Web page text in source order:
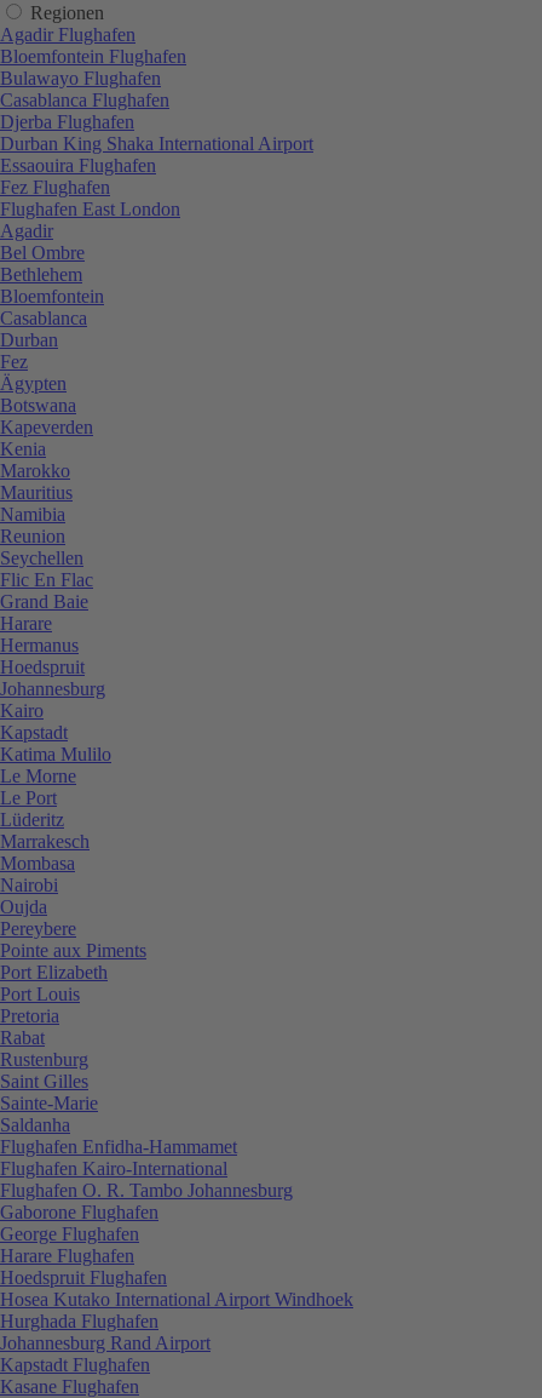
Regionen
Agadir Flughafen
Bloemfontein Flughafen
Bulawayo Flughafen
Casablanca Flughafen
Djerba Flughafen
Durban King Shaka International Airport
Essaouira Flughafen
Fez Flughafen
Flughafen East London
Agadir
Bel Ombre
Bethlehem
Bloemfontein
Casablanca
Durban
Fez
Ägypten
Botswana
Kapeverden
Kenia
Marokko
Mauritius
Namibia
Reunion
Seychellen
Flic En Flac
Grand Baie
Harare
Hermanus
Hoedspruit
Johannesburg
Kairo
Kapstadt
Katima Mulilo
Le Morne
Le Port
Lüderitz
Marrakesch
Mombasa
Nairobi
Oujda
Pereybere
Pointe aux Piments
Port Elizabeth
Port Louis
Pretoria
Rabat
Rustenburg
Saint Gilles
Sainte-Marie
Saldanha
Flughafen Enfidha-Hammamet
Flughafen Kairo-International
Flughafen O. R. Tambo Johannesburg
Gaborone Flughafen
George Flughafen
Harare Flughafen
Hoedspruit Flughafen
Hosea Kutako International Airport Windhoek
Hurghada Flughafen
Johannesburg Rand Airport
Kapstadt Flughafen
Kasane Flughafen